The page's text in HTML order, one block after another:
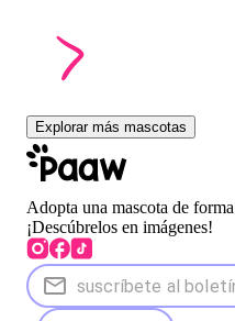
Explorar más mascotas
Adopta una mascota de
¡Descúbrelos en imágenes!